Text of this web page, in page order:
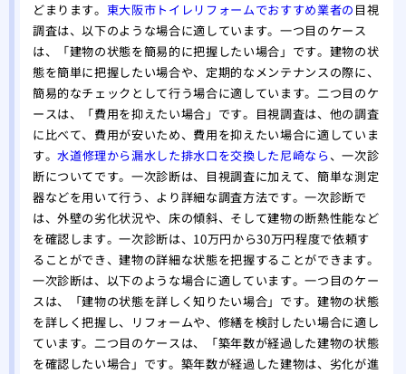
どまります。 東大阪市トイレリフォームでおすすめ業者の 目視
調査は、以下のような場合に適しています。一つ目のケース
は、「建物の状態を簡易的に把握したい場合」です。建物の状
態を簡単に把握したい場合や、定期的なメンテナンスの際に、
簡易的なチェックとして行う場合に適しています。二つ目のケ
ースは、「費用を抑えたい場合」です。目視調査は、他の調査
に比べて、費用が安いため、費用を抑えたい場合に適していま
す。水道修理から漏水した排水口を交換した尼崎なら、一次診
断についてです。一次診断は、目視調査に加えて、簡単な測定
器などを用いて行う、より詳細な調査方法です。一次診断で
は、外壁の劣化状況や、床の傾斜、そして建物の断熱性能など
を確認します。一次診断は、10万円から30万円程度で依頼す
ることができ、建物の詳細な状態を把握することができます。
一次診断は、以下のような場合に適しています。一つ目のケー
スは、「建物の状態を詳しく知りたい場合」です。建物の状態
を詳しく把握し、リフォームや、修繕を検討したい場合に適し
ています。二つ目のケースは、「築年数が経過した建物の状態
を確認したい場合」です。築年数が経過した建物は、劣化が進